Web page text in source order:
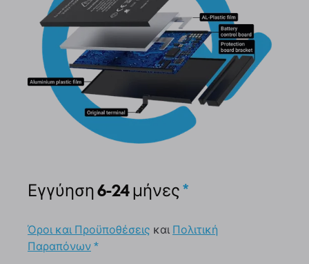
Εγγύηση 6-24 μήνες*
Όροι και Προϋποθέσεις και Πολιτική
Παραπόνων *